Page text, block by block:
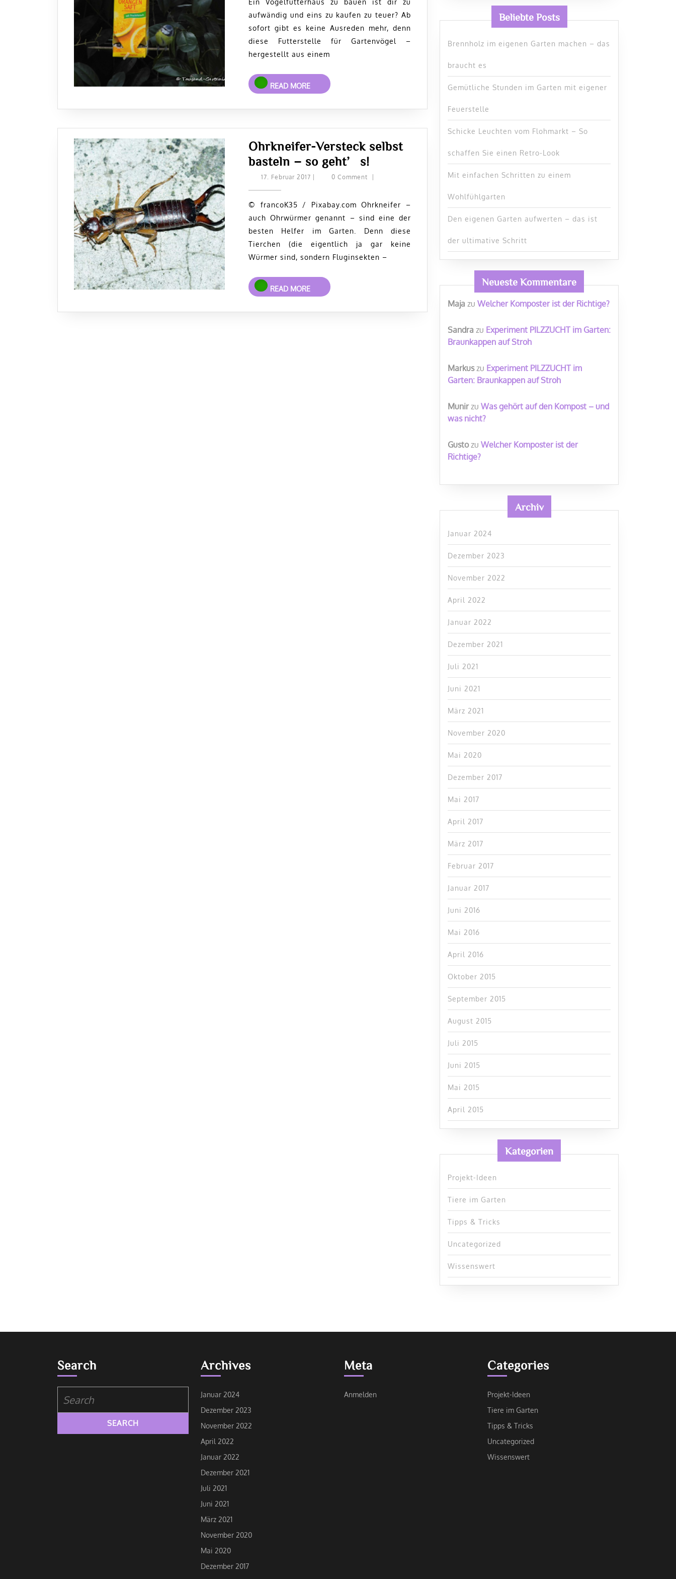
Getränkekarton
Ein Vogelfutterhaus zu bauen ist dir zu
aufwändig und eins zu kaufen zu teuer? Ab
sofort gibt es keine Ausreden mehr, denn
diese Futterstelle für Gartenvögel –
hergestellt aus einem
READ MORE
READ
MORE
Ohrkneifer-Versteck selbst
basteln – so geht’s!
Versteck
basteln
–
so
geht’s!
17. Februar 2017 17.
0 Comment
© francoK35 / Pixabay.com Ohrkneifer –
auch Ohrwürmer genannt – sind eine der
besten Helfer im Garten. Denn diese
Tierchen (die eigentlich ja gar keine
Würmer sind, sondern Fluginsekten –
READ MORE
READ
MORE
Beliebte Posts
Brennholz im eigenen Garten machen – das
braucht es
Gemütliche Stunden im Garten mit eigener
Feuerstelle
Schicke Leuchten vom Flohmarkt – So
schaffen Sie einen Retro-Look
Mit einfachen Schritten zu einem
Wohlfühlgarten
Den eigenen Garten aufwerten – das ist
der ultimative Schritt
Neueste Kommentare
Maja zu Welcher Komposter ist der Richtige?
Sandra zu Experiment PILZZUCHT im Garten:
Braunkappen auf Stroh
Markuszu Experiment PILZZUCHT im
Garten: Braunkappen auf Stroh
Munirzu Was gehört auf den Kompost – und
was nicht?
Gustozu Welcher Komposter ist der
Richtige?
Archiv
Januar 2024
Dezember 2023
November 2022
April 2022
Januar 2022
Dezember 2021
Juli 2021
Juni 2021
März 2021
November 2020
Mai 2020
Dezember 2017
Mai 2017
April 2017
März 2017
Februar 2017
Januar 2017
Juni 2016
Mai 2016
April 2016
Oktober 2015
September 2015
August 2015
Juli 2015
Juni 2015
Mai 2015
April 2015
Kategorien
Projekt-Ideen
Tiere im Garten
Tipps & Tricks
Uncategorized
Wissenswert
Search
for:
Archives
Januar 2024
Dezember 2023
November 2022
April 2022
Januar 2022
Dezember 2021
Juli 2021
Juni 2021
März 2021
November 2020
Mai 2020
Dezember 2017
Meta
Anmelden
Categories
Projekt-Ideen
Tiere im Garten
Tipps & Tricks
Uncategorized
Wissenswert